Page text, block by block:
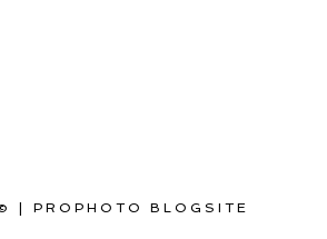
PROPHOTO BLOGSITE